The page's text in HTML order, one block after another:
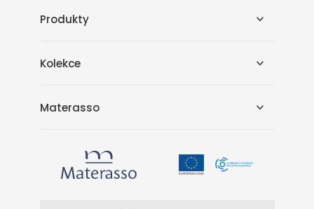
Produkty
Kolekce
Materasso